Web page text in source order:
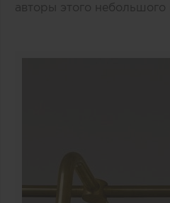
авторы этого небольшого